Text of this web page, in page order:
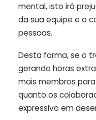
mental, isto irá
da sua equipe e o
pessoas.
Desta forma, se o
gerando horas
mais membros
quanto os
expressivo em